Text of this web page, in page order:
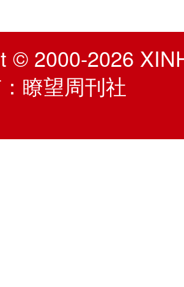
© 2000-2026
：瞭望周刊社